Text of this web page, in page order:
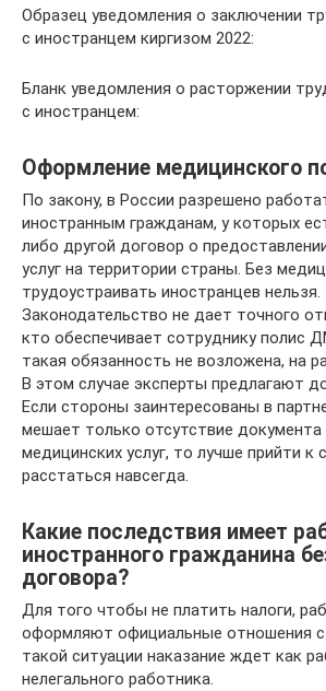
Образец уведомления о заключении
с иностранцем киргизом 2022:
Бланк уведомления о расторжении
с иностранцем:
Оформление медицинского
По закону, в России разрешено
иностранным гражданам, у которых
либо другой договор о
услуг на территории страны. Без
трудоустраивать иностранцев нельзя.
Законодательство не дает точного
кто обеспечивает сотруднику полис
такая обязанность не возложена, на
В этом случае эксперты предлагают
Если стороны заинтересованы в
мешает только отсутствие документа
медицинских услуг, то лучше прийти к
расстаться навсегда.
Какие последствия имеет
иностранного гражданина
договора?
Для того чтобы не платить налоги,
оформляют официальные отношения с
такой ситуации наказание ждет как
нелегального работника.